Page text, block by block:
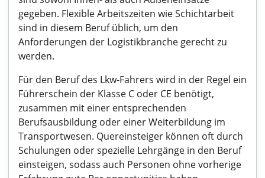
gegeben. Flexible Arbeitszeiten wie Schichtarbeit
sind in diesem Beruf üblich, um den
Anforderungen der Logistikbranche gerecht zu
werden.
Für den Beruf des Lkw-Fahrers wird in der Regel ein
Führerschein der Klasse C oder CE benötigt,
zusammen mit einer entsprechenden
Berufsausbildung oder einer Weiterbildung im
Transportwesen. Quereinsteiger können oft durch
Schulungen oder spezielle Lehrgänge in den Beruf
einsteigen, sodass auch Personen ohne vorherige